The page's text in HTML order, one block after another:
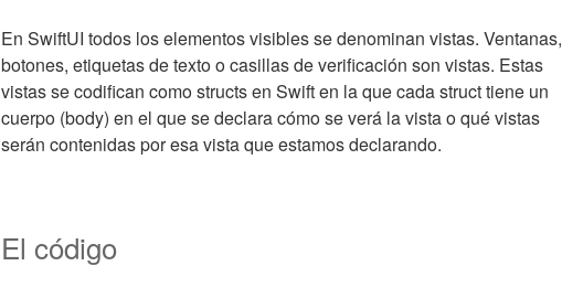
En SwiftUI todos los elementos visibles se denominan vistas. Ventanas,
botones, etiquetas de texto o casillas de verificación son vistas. Estas
vistas se codifican como structs en Swift en la que cada struct tiene un
cuerpo (body) en el que se declara cómo se verá la vista o qué vistas
serán contenidas por esa vista que estamos declarando.
El código